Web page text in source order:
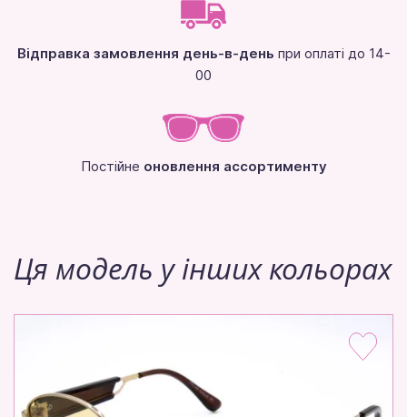
Відправка замовлення день-в-день при оплаті до 14-
00
Постійне оновлення ассортименту
Ця модель у інших кольорах